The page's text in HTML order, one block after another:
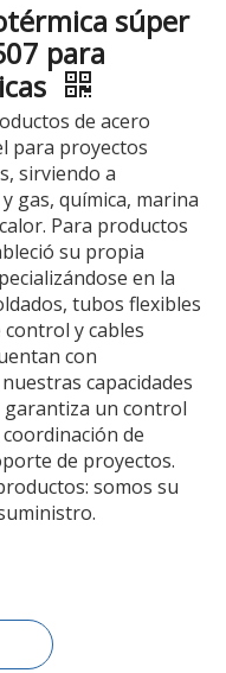
súper
para
de acero
para proyectos
sirviendo a
gas, química, marina
Para productos
su propia
en la
tubos flexibles
y cables
con
capacidades
garantiza un control
de
de proyectos.
somos su